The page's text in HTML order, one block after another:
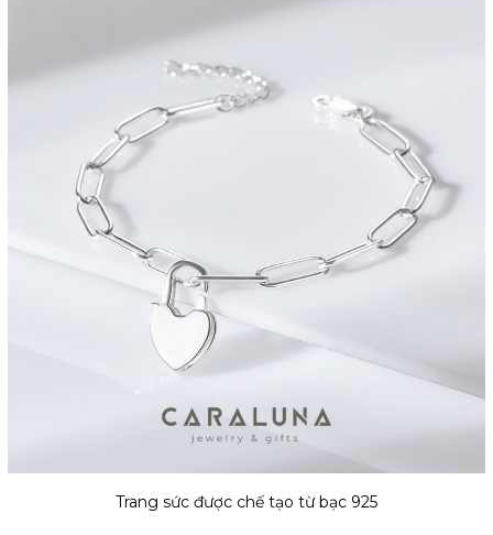
Trang sức được chế tạo từ bạc 925